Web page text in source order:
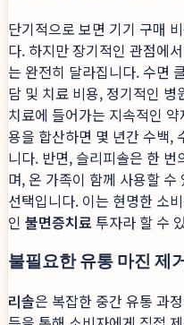
단기적으로 보면 기기 구매
다. 하지만 장기적인 관점에서
는 완전히 달라집니다. 수면
담 및 치료 비용, 정기적인
치료에 들어가는 지속적인
용을 합산하면 몇 년간 수백,
니다. 반면, 슬리피솔은 한
며, 온 가족이 함께 사용할
선택입니다. 이는 현명한 소
인 불면증치료 투자라 할 수
불필요한 유통 마진 제
리솔은 복잡한 중간 유통 과